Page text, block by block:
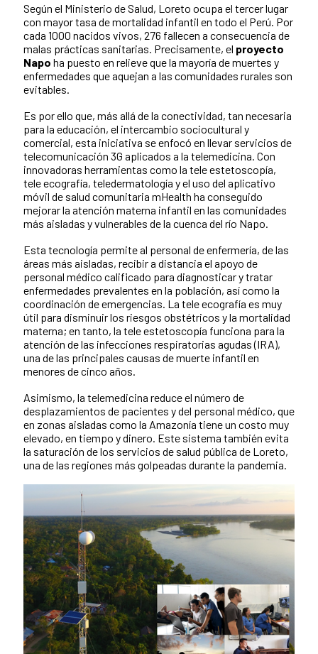
Según el Ministerio de Salud, Loreto ocupa el tercer lugar
con mayor tasa de mortalidad infantil en todo el Perú. Por
cada 1000 nacidos vivos, 276 fallecen a consecuencia de
malas prácticas sanitarias. Precisamente, el proyecto
Napo ha puesto en relieve que la mayoría de muertes y
enfermedades que aquejan a las comunidades rurales son
evitables.
Es por ello que, más allá de la conectividad, tan necesaria
para la educación, el intercambio sociocultural y
comercial, esta iniciativa se enfocó en llevar servicios de
telecomunicación 3G aplicados a la telemedicina. Con
innovadoras herramientas como la tele estetoscopía,
tele ecografía, teledermatología y el uso del aplicativo
móvil de salud comunitaria mHealth ha conseguido
mejorar la atención materna infantil en las comunidades
más aisladas y vulnerables de la cuenca del río Napo.
Esta tecnología permite al personal de enfermería, de las
áreas más aisladas, recibir a distancia el apoyo de
personal médico calificado para diagnosticar y tratar
enfermedades prevalentes en la población, así como la
coordinación de emergencias. La tele ecografía es muy
útil para disminuir los riesgos obstétricos y la mortalidad
materna; en tanto, la tele estetoscopía funciona para la
atención de las infecciones respiratorias agudas (IRA),
una de las principales causas de muerte infantil en
menores de cinco años.
Asimismo, la telemedicina reduce el número de
desplazamientos de pacientes y del personal médico, que
en zonas aisladas como la Amazonía tiene un costo muy
elevado, en tiempo y dinero. Este sistema también evita
la saturación de los servicios de salud pública de Loreto,
una de las regiones más golpeadas durante la pandemia.